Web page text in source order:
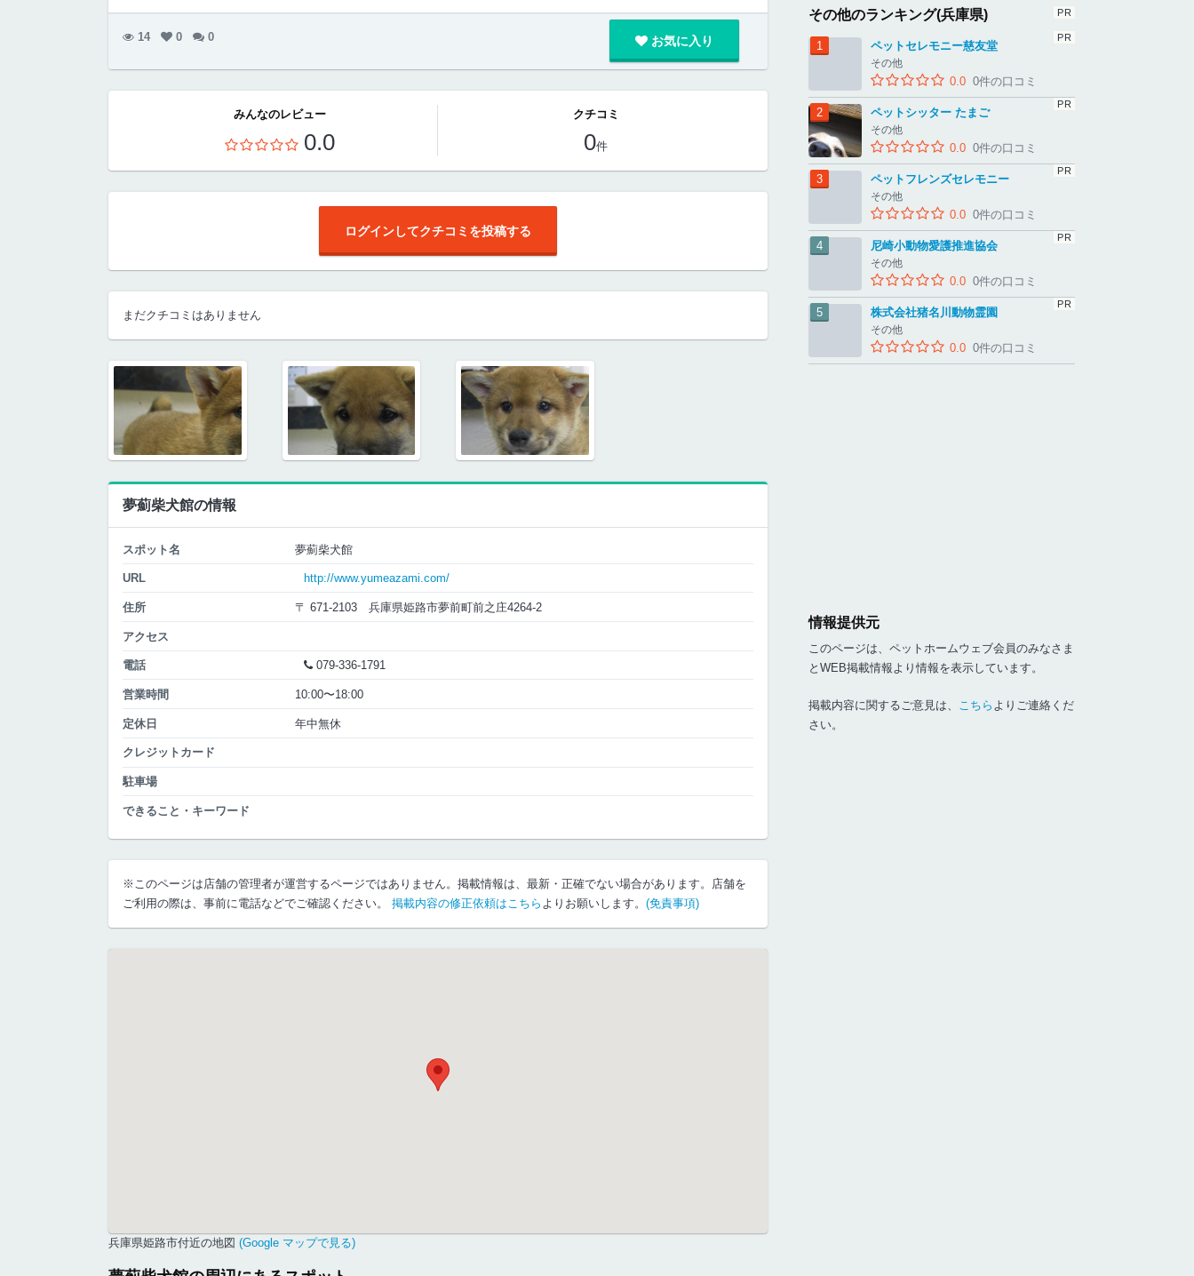
14 0 0 お気に入り
みんなのレビュー
0.0
クチコミ
0件
ログインしてクチコミを投稿する
まだクチコミはありません
夢薊柴犬館の情報
スポット名 夢薊柴犬館
URL http://www.yumeazami.com/
住所 〒 671-2103 兵庫県姫路市夢前町前之庄4264-2
アクセス
電話 079-336-1791
営業時間 10:00〜18:00
定休日 年中無休
クレジットカード
駐車場
できること・キーワード
※このページは店舗の管理者が運営するページではありません。掲載情報は、最新・正確でない場合があります。店舗を
ご利用の際は、事前に電話などでご確認ください。 掲載内容の修正依頼はこちら よりお願いします。 (免責事項)
兵庫県姫路市付近の地図 (Google マップで見る)
その他のランキング(兵庫県)
ペットセレモニー慈友堂
その他
0.0 0件の口コミ
ペットシッター たまご
その他
0.0 0件の口コミ
ペットフレンズセレモニー
その他
0.0 0件の口コミ
尼崎小動物愛護推進協会
その他
0.0 0件の口コミ
株式会社猪名川動物霊園
その他
0.0 0件の口コミ
情報提供元
このページは、ペットホームウェブ会員のみなさま
とWEB掲載情報より情報を表示しています。
掲載内容に関するご意見は、 こちら よりご連絡くだ
さい。